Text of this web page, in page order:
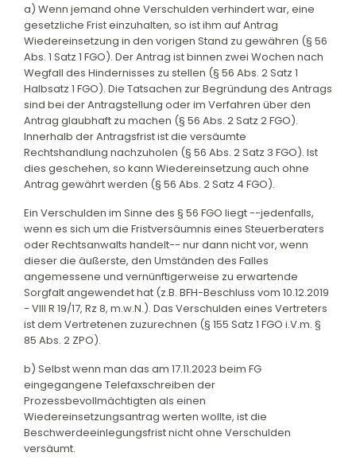
a) Wenn jemand ohne Verschulden verhindert war, eine
gesetzliche Frist einzuhalten, so ist ihm auf Antrag
Wiedereinsetzung in den vorigen Stand zu gewähren (§ 56
Abs. 1 Satz 1 FGO). Der Antrag ist binnen zwei Wochen nach
Wegfall des Hindernisses zu stellen (§ 56 Abs. 2 Satz 1
Halbsatz 1 FGO). Die Tatsachen zur Begründung des Antrags
sind bei der Antragstellung oder im Verfahren über den
Antrag glaubhaft zu machen (§ 56 Abs. 2 Satz 2 FGO).
Innerhalb der Antragsfrist ist die versäumte
Rechtshandlung nachzuholen (§ 56 Abs. 2 Satz 3 FGO). Ist
dies geschehen, so kann Wiedereinsetzung auch ohne
Antrag gewährt werden (§ 56 Abs. 2 Satz 4 FGO).
Ein Verschulden im Sinne des § 56 FGO liegt --jedenfalls,
wenn es sich um die Fristversäumnis eines Steuerberaters
oder Rechtsanwalts handelt-- nur dann nicht vor, wenn
dieser die äußerste, den Umständen des Falles
angemessene und vernünftigerweise zu erwartende
Sorgfalt angewendet hat (z.B. BFH-Beschluss vom 10.12.2019
- VIII R 19/17, Rz 8, m.w.N.). Das Verschulden eines Vertreters
ist dem Vertretenen zuzurechnen (§ 155 Satz 1 FGO i.V.m. §
85 Abs. 2 ZPO).
b) Selbst wenn man das am 17.11.2023 beim FG
eingegangene Telefaxschreiben der
Prozessbevollmächtigten als einen
Wiedereinsetzungsantrag werten wollte, ist die
Beschwerdeeinlegungsfrist nicht ohne Verschulden
versäumt.